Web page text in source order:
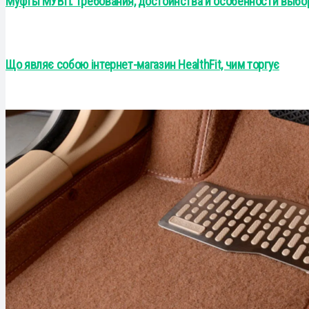
Що являє собою інтернет-магазин HealthFit, чим торгує